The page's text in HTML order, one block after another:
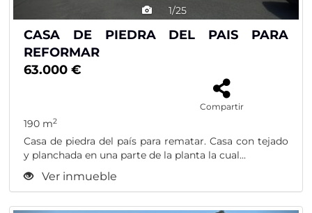
1/25
CASA DE PIEDRA DEL PAIS PARA
REFORMAR
63.000 €
Compartir
190 m2
Casa de piedra del país para rematar. Casa con tejado
y planchada en una parte de la planta la cual...
Ver inmueble